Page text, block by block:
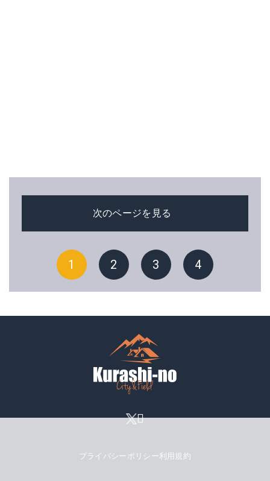
次のページを見る
1 2 3 4
プライバシーポリシー利用規約